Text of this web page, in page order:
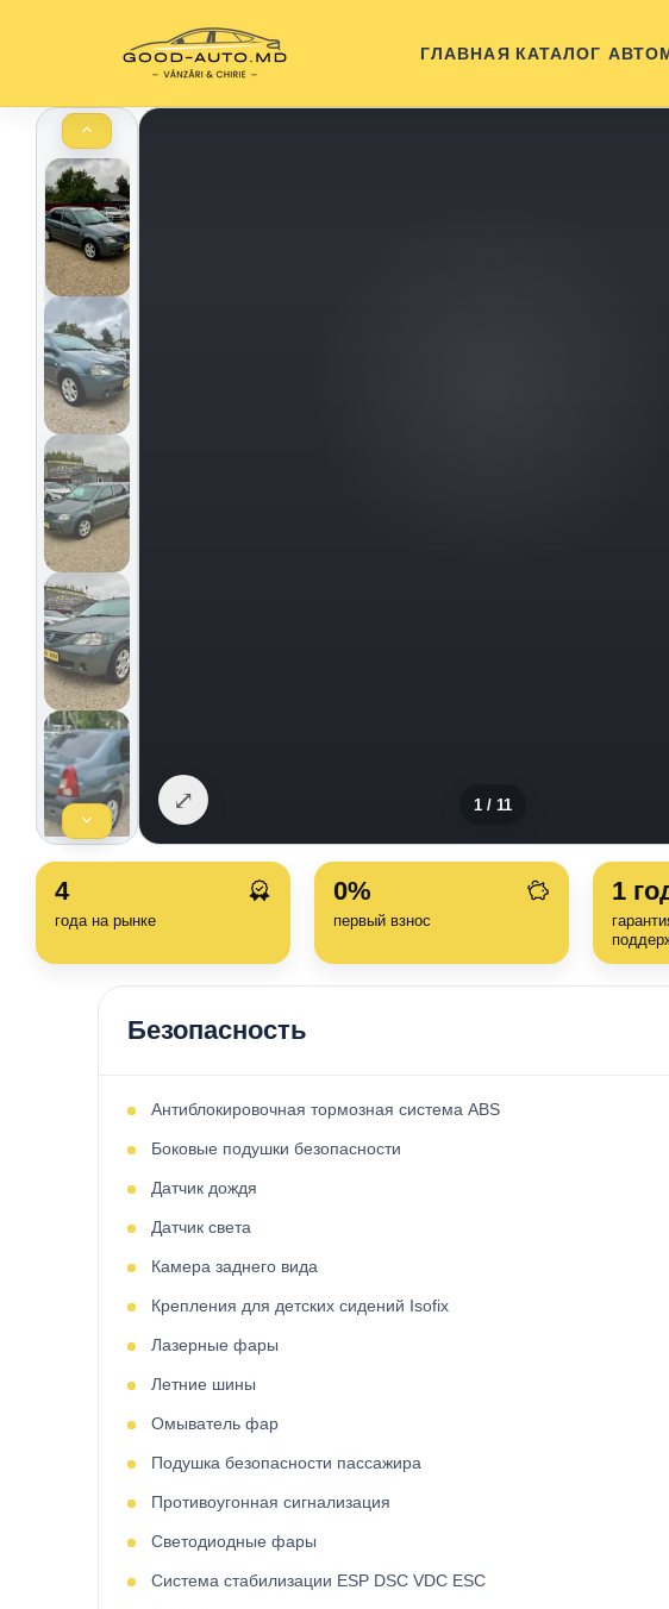
ГЛАВНАЯ КАТАЛОГ
1 / 11
⤢
4
года на рынке
0%
первый взнос
1
Безопасность
Антиблокировочная тормозная система ABS
Боковые подушки безопасности
Датчик дождя
Датчик света
Камера заднего вида
Крепления для детских сидений Isofix
Лазерные фары
Летние шины
Омыватель фар
Подушка безопасности пассажира
Противоугонная сигнализация
Светодиодные фары
Система стабилизации ESP DSC VDC ESC